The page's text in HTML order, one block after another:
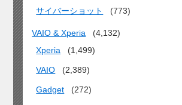
サイバーショット (773)
VAIO & Xperia
(4,132)
Xperia
(1,499)
VAIO (2,389)
Gadget (272)